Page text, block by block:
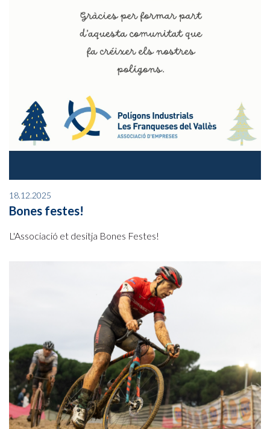
18.12.2025
Bones festes!
L'Associació et desitja Bones Festes!